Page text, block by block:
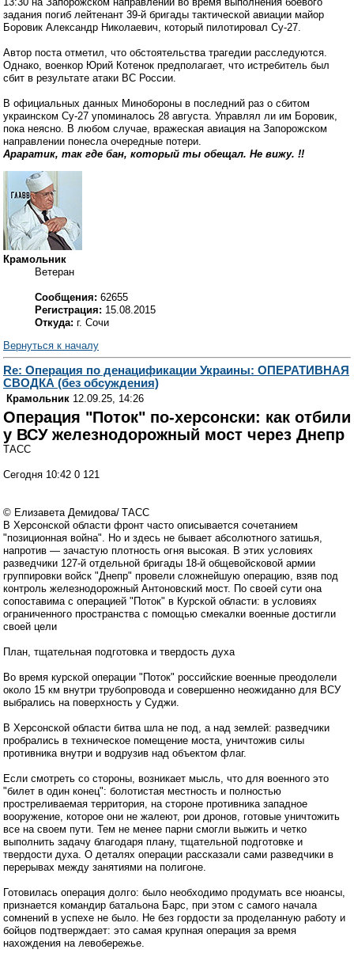
задания погиб лейтенант 39-й бригады тактической авиации майор
Боровик Александр Николаевич, который пилотировал Су-27.
Автор поста отметил, что обстоятельства трагедии расследуются.
Однако, военкор Юрий Котенок предполагает, что истребитель был
сбит в результате атаки ВС России.
В официальных данных Минобороны в последний раз о сбитом
украинском Су-27 упоминалось 28 августа. Управлял ли им Боровик,
пока неясно. В любом случае, вражеская авиация на Запорожском
направлении понесла очередные потери.
Араратик, так где бан, который ты обещал. Не вижу. !!
Крамольник
Ветеран
Сообщения: 62655
Регистрация: 15.08.2015
Откуда: г. Сочи
Вернуться к началу
Re: Операция по денацификации Украины: ОПЕРАТИВНАЯ
СВОДКА (без обсуждения)
Крамольник 12.09.25, 14:26
Операция "Поток" по-херсонски: как отбили
у ВСУ железнодорожный мост через Днепр
ТАСС
Сегодня 10:42 0 121
© Елизавета Демидова/ ТАСС
В Херсонской области фронт часто описывается сочетанием
"позиционная война". Но и здесь не бывает абсолютного затишья,
напротив — зачастую плотность огня высокая. В этих условиях
разведчики 127-й отдельной бригады 18-й общевойсковой армии
группировки войск "Днепр" провели сложнейшую операцию, взяв под
контроль железнодорожный Антоновский мост. По своей сути она
сопоставима с операцией "Поток" в Курской области: в условиях
ограниченного пространства с помощью смекалки военные достигли
своей цели
План, тщательная подготовка и твердость духа
Во время курской операции "Поток" российские военные преодолели
около 15 км внутри трубопровода и совершенно неожиданно для ВСУ
выбрались на поверхность у Суджи.
В Херсонской области битва шла не под, а над землей: разведчики
пробрались в техническое помещение моста, уничтожив силы
противника внутри и водрузив над объектом флаг.
Если смотреть со стороны, возникает мысль, что для военного это
"билет в один конец": болотистая местность и полностью
простреливаемая территория, на стороне противника западное
вооружение, которое они не жалеют, рои дронов, готовые уничтожить
все на своем пути. Тем не менее парни смогли выжить и четко
выполнить задачу благодаря плану, тщательной подготовке и
твердости духа. О деталях операции рассказали сами разведчики в
перерывах между занятиями на полигоне.
Готовилась операция долго: было необходимо продумать все нюансы,
признается командир батальона Барс, при этом с самого начала
сомнений в успехе не было. Не без гордости за проделанную работу и
бойцов подтверждает: это самая крупная операция за время
нахождения на левобережье.